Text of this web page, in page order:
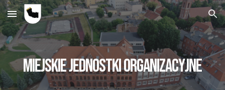
Skip to main content Skip to navigation
MIEJSKIEjednostKI organizacyjnE